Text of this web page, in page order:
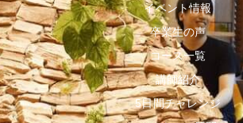
イベント情報
卒業生の声
コース一覧
講師紹介
5日間チャレンジ